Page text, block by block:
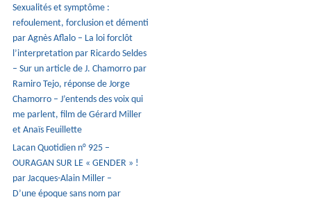
Sexualités et symptôme :
refoulement, forclusion et démenti
par Agnès Aflalo – La loi forclôt
l’interpretation par Ricardo Seldes
– Sur un article de J. Chamorro par
Ramiro Tejo, réponse de Jorge
Chamorro – J’entends des voix qui
me parlent, film de Gérard Miller
et Anaïs Feuillette
Lacan Quotidien n° 925 –
OURAGAN SUR LE « GENDER » !
par Jacques-Alain Miller –
D’une époque sans nom par